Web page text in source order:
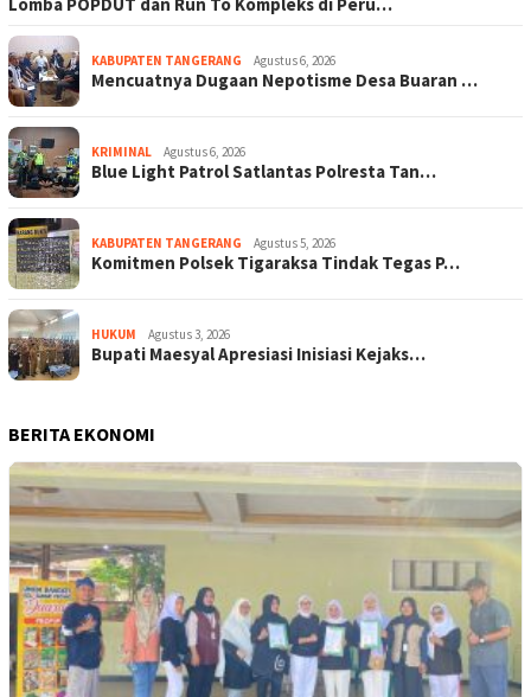
KABUPATEN TANGERANG Agustus 6, 2026
Mencuatnya Dugaan Nepotisme Desa Buaran …
KRIMINAL Agustus 6, 2026
Blue Light Patrol Satlantas Polresta Tan…
KABUPATEN TANGERANG Agustus 5, 2026
Komitmen Polsek Tigaraksa Tindak Tegas P…
HUKUM Agustus 3, 2026
Bupati Maesyal Apresiasi Inisiasi Kejaks…
BERITA EKONOMI